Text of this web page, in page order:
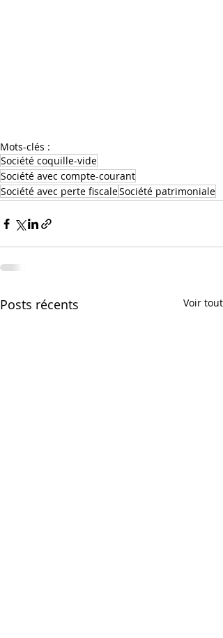
Mots-clés :
Société coquille-vide
Société avec compte-courant
Société avec perte fiscaleSociété patrimoniale
Posts récents Voir tout